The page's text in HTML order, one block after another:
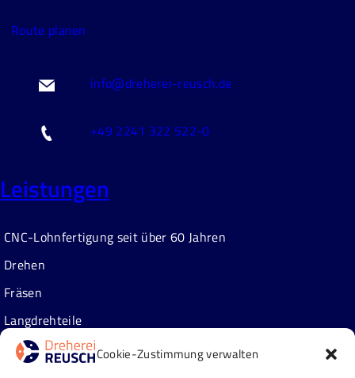
Cookie-Zustimmung verwalten
Route planen
info@dreherei-reusch.de
+49 2241 322 522-0
Leistungen
CNC-Lohnfertigung seit über 60 Jahren
Drehen
Fräsen
Langdrehteile
Zusatzleistungen